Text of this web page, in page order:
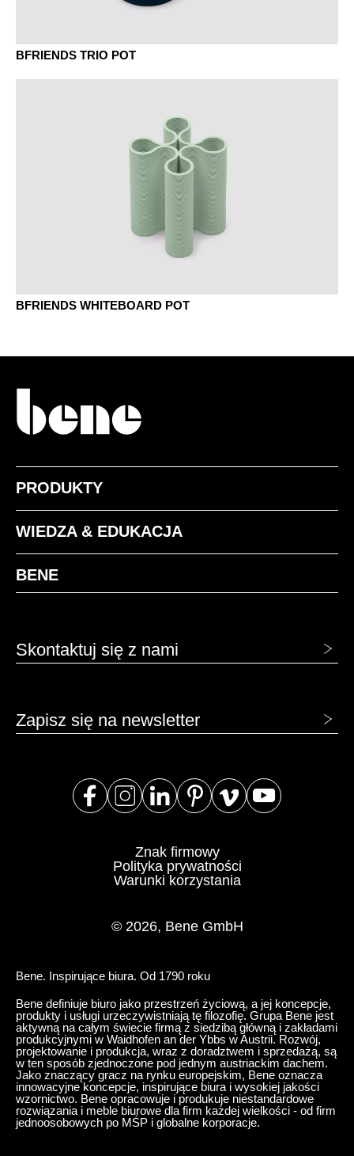
BFRIENDS TRIO POT
BFRIENDS WHITEBOARD POT
PRODUKTY
WIEDZA & EDUKACJA
BENE
Skontaktuj się z nami
Zapisz się na newsletter
© 2026, Bene GmbH
Znak firmowy
Polityka prywatności
Warunki korzystania
Bene. Inspirujące biura. Od 1790 roku
Bene definiuje biuro jako przestrzeń życiową, a jej koncepcje,
produkty i usługi urzeczywistniają tę filozofię. Grupa Bene jest
aktywną na całym świecie firmą z siedzibą główną i zakładami
produkcyjnymi w Waidhofen an der Ybbs w Austrii. Rozwój,
projektowanie i produkcja, wraz z doradztwem i sprzedażą, są
w ten sposób zjednoczone pod jednym austriackim dachem.
Jako znaczący gracz na rynku europejskim, Bene oznacza
innowacyjne koncepcje, inspirujące biura i wysokiej jakości
wzornictwo. Bene opracowuje i produkuje niestandardowe
rozwiązania i meble biurowe dla firm każdej wielkości - od firm
jednoosobowych po MŚP i globalne korporacje.